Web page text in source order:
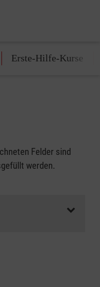
Erste-Hilfe-Kurse
Felder sind
werden.